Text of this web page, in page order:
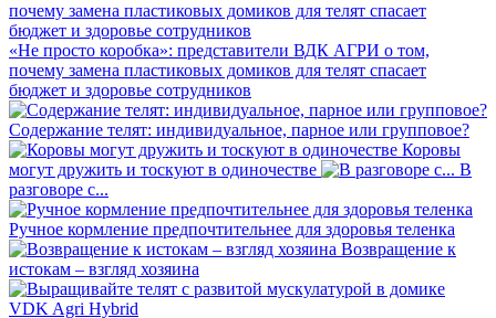
«Не просто коробка»: представители ВДК АГРИ о том,
почему замена пластиковых домиков для телят спасает
бюджет и здоровье сотрудников
Содержание телят: индивидуальное, парное или групповое?
Коровы
могут дружить и тоскуют в одиночестве
В
разговоре с...
Ручное кормление предпочтительнее для здоровья теленка
Возвращение к
истокам – взгляд хозяина